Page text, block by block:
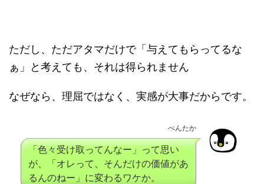
ただし、ただアタマだけで「与えてもらってるな
ぁ」と考えても、それは得られません
なぜなら、理屈ではなく、実感が大事だからです。
ぺんたか
「色々受け取ってんなー」って思い
が、「オレって、そんだけの価値があ
るんのねー」に変わるワケか。